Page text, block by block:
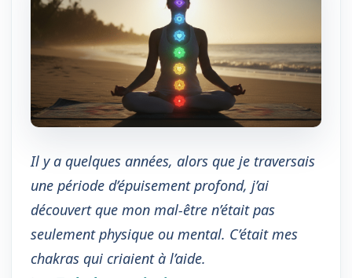
Il y a quelques années, alors que je traversais
une période d’épuisement profond, j’ai
découvert que mon mal-être n’était pas
seulement physique ou mental. C’était mes
chakras qui criaient à l’aide.